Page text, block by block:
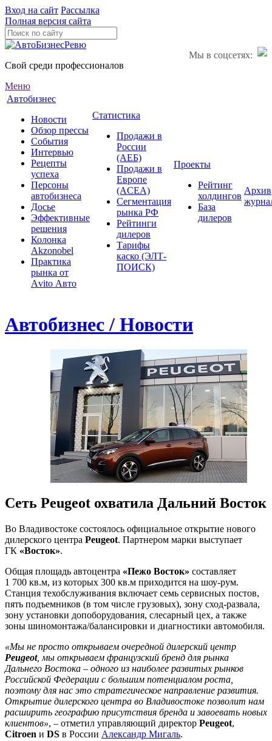
Вход на сайт Рассылка
Полная версия сайта
Мы в соцсетях:
Свой среди профессионалов
Меню
Автобизнес
Новости
Обзор прессы
События
Интервью
Рецепты
успеха
Персоны
автобизнеса
Досье
Эффективные
решения
Колонка
Akzonobel
Практика
рынка от
Аvito Авто
Статистика
Продажи в
России
(АЕБ)
Продажи в
Европе
(ACEA)
Сегментация
рынка РФ
Рейтинги
дилеров
Тарифы
каско (ЭЛТ-
ПОИСК)
Проекты
Рейтинг
холдингов
База
дилеров
Архив
Автобизнес / Новости
Сеть Peugeot охватила Дальний Восток
Во Владивостоке состоялось официальное открытие нового
дилерского центра Peugeot. Партнером марки выступает
ГК «Восток».
Общая площадь автоцентра «Пежо Восток» составляет
1 700 кв.м, из которых 300 кв.м приходится на шоу-рум.
Станция техобслуживания включает семь сервисных постов,
пять подъемников (в том числе грузовых), зону сход-развала,
зону установки допоборудования, слесарный цех, а также
зоны шиномонтажа/балансировки и диагностики автомобиля.
«Мы не просто открываем очередной дилерский центр
Peugeot, мы открываем французский бренд для рынка
Дальнего Востока – одного из наиболее развитых рынков
Российской Федерации с большим потенциалом роста,
поэтому для нас это стратегическое направление развития.
Открытие дилерского центра во Владивостоке позволит нам
расширить географию присутствия бренда и завоевать новых
клиентов», – отметил управляющий директор Peugeot,
Citroen и DS в России Александр Мигаль.